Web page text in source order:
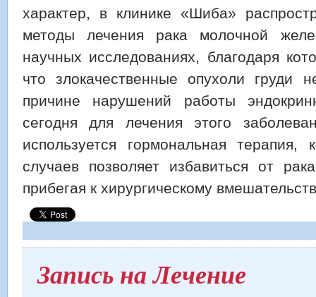
характер, в клинике «Шиба»
методы лечения рака молочной
научных исследованиях, благодаря
что злокачественные опухоли груди
причине нарушений работы
сегодня для лечения этого
используется гормональная терапия,
случаев позволяет избавиться от
прибегая к хирургическому
Запись на Лечение